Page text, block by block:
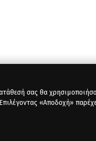
σας θα
«Αποδοχή»